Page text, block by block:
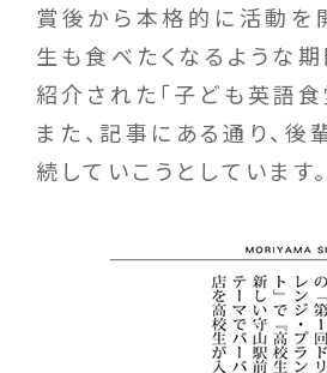
賞後から本格的に活動を
生も食べたくなるような
紹介された「子ども英語食
また、記事にある通り、
続していこうとしています